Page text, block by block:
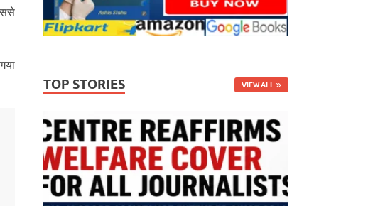
TOP STORIES VIEW ALL